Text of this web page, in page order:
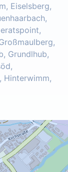
Eiselsberg,
Grundlhub,
Hinterwimm,